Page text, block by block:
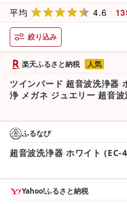
セサリーホルダー付き オ
新潟県 燕市 燕三条 ]
平均 4.6
絞り込み
楽天ふるさと納税
ツインバード 超音波洗浄器
浄 メガネ ジュエリー 超音
ンパクト 白 タイマー 自動
ルダー付き オートオフ ラ
三条 ]
人気
ふるなび
超音波洗浄器 ホワイト (EC-
Yahoo!ふるさと納税